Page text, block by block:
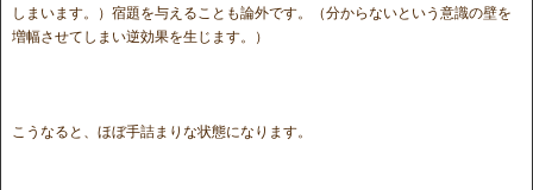
しまいます。）宿題を与えることも論外です。（分からないという意識の壁を
増幅させてしまい逆効果を生じます。）
こうなると、ほぼ手詰まりな状態になります。